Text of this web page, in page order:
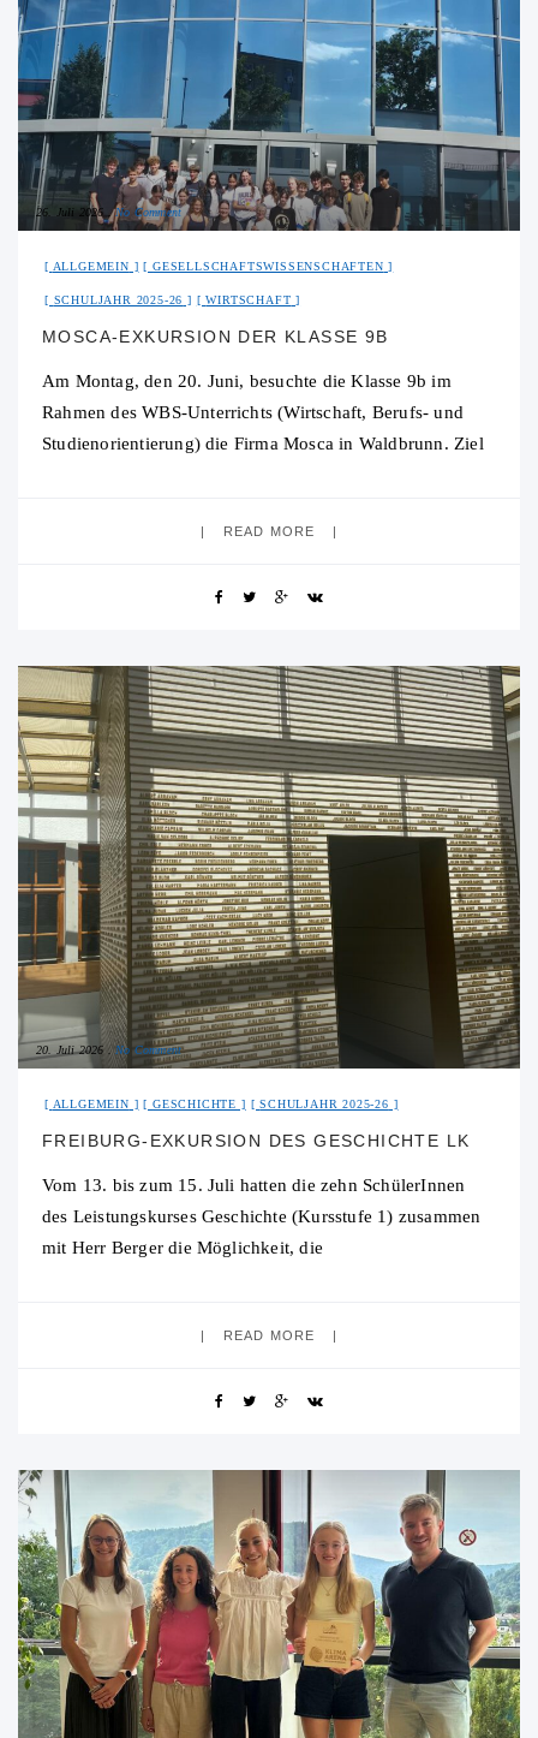
26. Juli 2026 No Comment
ALLGEMEIN GESELLSCHAFTSWISSENSCHAFTEN
SCHULJAHR 2025-26 WIRTSCHAFT
MOSCA-EXKURSION DER KLASSE 9B
Am Montag, den 20. Juni, besuchte die Klasse 9b im
Rahmen des WBS-Unterrichts (Wirtschaft, Berufs- und
Studienorientierung) die Firma Mosca in Waldbrunn. Ziel
READ MORE
20. Juli 2026 No Comment
ALLGEMEIN GESCHICHTE SCHULJAHR 2025-26
FREIBURG-EXKURSION DES GESCHICHTE LK
Vom 13. bis zum 15. Juli hatten die zehn SchülerInnen
des Leistungskurses Geschichte (Kursstufe 1) zusammen
mit Herr Berger die Möglichkeit, die
READ MORE